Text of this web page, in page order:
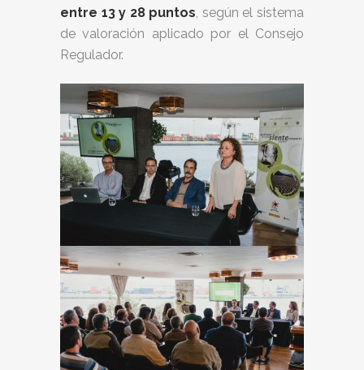
entre 13 y 28 puntos , según el sistema
de valoración aplicado por el Consejo
Regulador.